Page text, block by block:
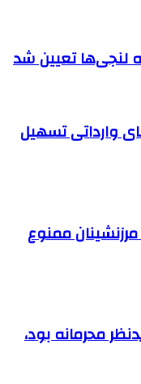
لنجی‌ها تعیین شد
وارداتی تسهیل
ممنوع
محرمانه بود،